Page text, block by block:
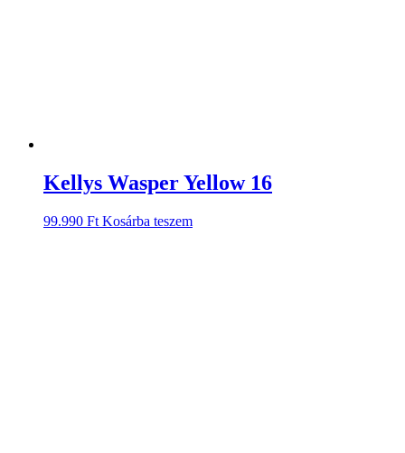
Kellys Wasper Yellow 16
99.990 Ft Kosárba teszem